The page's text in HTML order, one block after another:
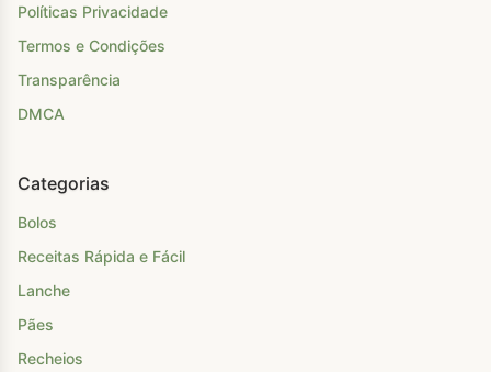
Políticas Privacidade
Termos e Condições
Transparência
DMCA
Categorias
Bolos
Receitas Rápida e Fácil
Lanche
Pães
Recheios